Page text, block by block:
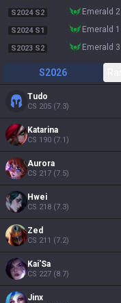
S2024 S2 emerald 2
S2024 S1 emerald 1
S2023 S2 emerald 3
S2026
Tudo
CS 205 (7.3)
Katarina
CS 190 (7.1)
Aurora
CS 217 (7.5)
Hwei
CS 218 (7.3)
Zed
CS 211 (7.2)
Kai'Sa
CS 227 (8.7)
Jinx